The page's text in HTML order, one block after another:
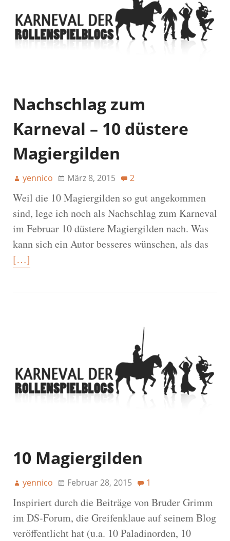
Nachschlag zum
Karneval – 10 düstere
Magiergilden
yennico März 8, 2015 2
Weil die 10 Magiergilden so gut angekommen
sind, lege ich noch als Nachschlag zum Karneval
im Februar 10 düstere Magiergilden nach. Was
kann sich ein Autor besseres wünschen, als das
[…]
10 Magiergilden
yennico Februar 28, 2015 1
Inspiriert durch die Beiträge von Bruder Grimm
im DS-Forum, die Greifenklaue auf seinem Blog
veröffentlicht hat (u.a. 10 Paladinorden, 10